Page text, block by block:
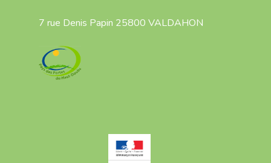
7 rue Denis Papin 25800 VALDAHON